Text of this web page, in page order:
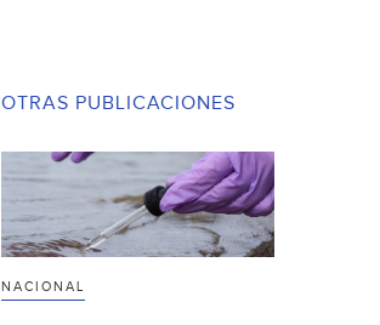
OTRAS PUBLICACIONES
NACIONAL